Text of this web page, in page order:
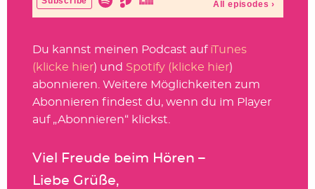
Du kannst meinen Podcast auf iTunes
(klicke hier) und Spotify (klicke hier)
abonnieren. Weitere Möglichkeiten zum
Abonnieren findest du, wenn du im Player
auf „Abonnieren“ klickst.
Viel Freude beim Hören –
Liebe Grüße,